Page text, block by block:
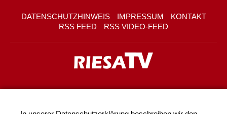
DATENSCHUTZHINWEIS IMPRESSUM
KONTAKT
RSS FEED
RSS VIDEO-FEED